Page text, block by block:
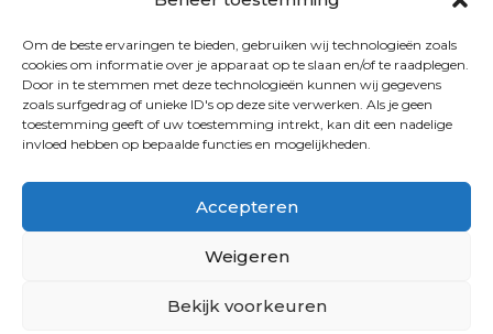
Om de beste ervaringen te bieden, gebruiken wij technologieën zoals
cookies om informatie over je apparaat op te slaan en/of te raadplegen.
Door in te stemmen met deze technologieën kunnen wij gegevens
zoals surfgedrag of unieke ID's op deze site verwerken. Als je geen
toestemming geeft of uw toestemming intrekt, kan dit een nadelige
invloed hebben op bepaalde functies en mogelijkheden.
Accepteren
Weigeren
Bekijk voorkeuren
Vrijdag: 08:30 - 12:00 & 12:30 - 17:30 uur
Zaterdag: 10:00 - 12:00 & 13:00 - 16:00 uur
laten maken door Junto Media